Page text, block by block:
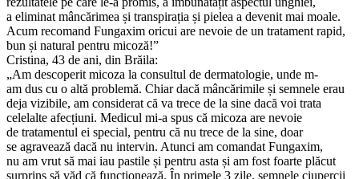
a eliminat mâncărimea și transpirația și pielea a devenit mai moale.
Acum recomand Fungaxim oricui are nevoie de un tratament rapid,
bun și natural pentru micoză!”
Cristina, 43 de ani, din Brăila:
„Am descoperit micoza la consultul de dermatologie, unde m-
am dus cu o altă problemă. Chiar dacă mâncărimile și semnele erau
deja vizibile, am considerat că va trece de la sine dacă voi trata
celelalte afecțiuni. Medicul mi-a spus că micoza are nevoie
de tratamentul ei special, pentru că nu trece de la sine, doar
se agravează dacă nu intervin. Atunci am comandat Fungaxim,
nu am vrut să mai iau pastile și pentru asta și am fost foarte plăcut
surprins să văd că funcționează. În primele 3 zile, semnele ciupercii